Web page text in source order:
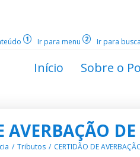
1 Ir para menu 2 Ir para busca
Início Sobre o
AVERBAÇÃO
Tributos CERTIDÃO DE